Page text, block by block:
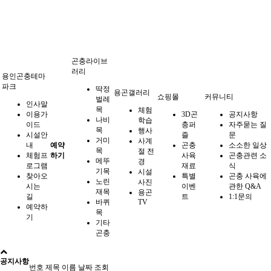
용인곤충테마
파크
인사말
이용가
이드
시설안
내
체험프
로그램
찾아오
시는
길
예약하
기
예약
하기
곤충라이브
러리
딱정
벌레
목
나비
목
거미
목
메뚜
기목
노린
재목
바퀴
목
기타
곤충
용곤갤러리
체험
학습
행사
사계
절 전
경
시설
사진
용곤
TV
쇼핑몰
3D곤
충퍼
즐
곤충
사육
재료
특별
이벤
트
커뮤니티
공지사항
자주묻는 질
문
소소한 일상
곤충관련 소
식
곤충 사육에
관한 Q&A
1:1문의
공지사항
번호 제목 이름 날짜 조회